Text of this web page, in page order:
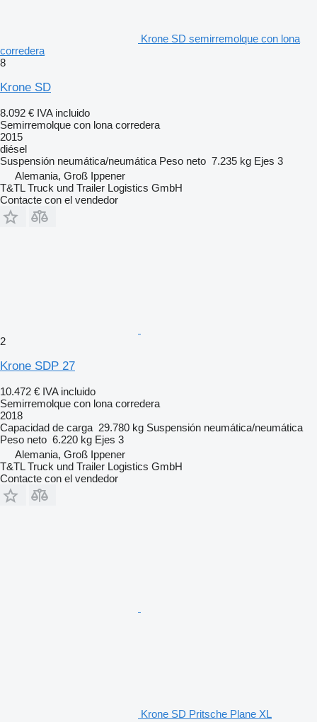
Krone SD semirremolque con lona
corredera
8
Krone SD
8.092 € IVA incluido
Semirremolque con lona corredera
2015
diésel
Suspensión neumática/neumática Peso neto 7.235 kg Ejes 3
Alemania, Groß Ippener
T&TL Truck und Trailer Logistics GmbH
Contacte con el vendedor
2
Krone SDP 27
10.472 € IVA incluido
Semirremolque con lona corredera
2018
Capacidad de carga 29.780 kg Suspensión neumática/neumática
Peso neto 6.220 kg Ejes 3
Alemania, Groß Ippener
T&TL Truck und Trailer Logistics GmbH
Contacte con el vendedor
Krone SD Pritsche Plane XL